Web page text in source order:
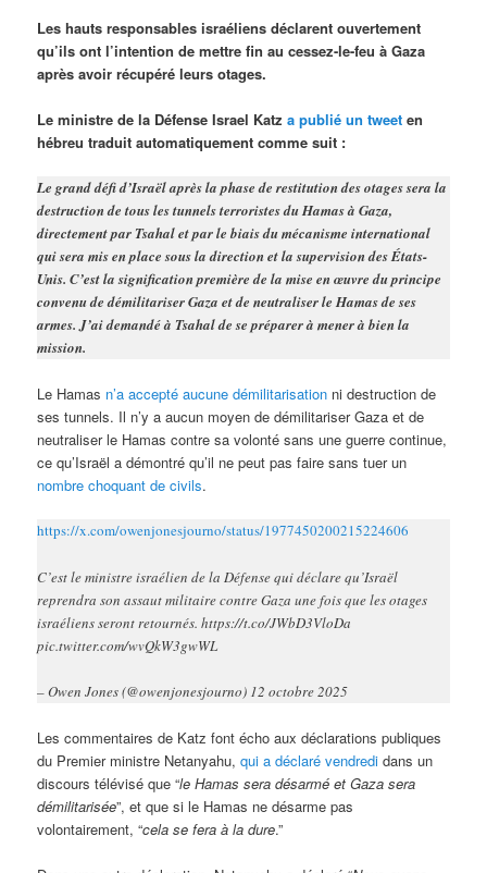
Les hauts responsables israéliens déclarent ouvertement
qu’ils ont l’intention de mettre fin au cessez-le-feu à Gaza
après avoir récupéré leurs otages.
Le ministre de la Défense Israel Katza publié un tweet en
hébreu traduit automatiquement comme suit :
Le grand défi d’Israël après la phase de restitution des otages sera la
destruction de tous les tunnels terroristes du Hamas à Gaza,
directement par Tsahal et par le biais du mécanisme international
qui sera mis en place sous la direction et la supervision des États-
Unis. C’est la signification première de la mise en œuvre du principe
convenu de démilitariser Gaza et de neutraliser le Hamas de ses
armes. J’ai demandé à Tsahal de se préparer à mener à bien la
mission.
Le Hamas n’a accepté aucune démilitarisation ni destruction de
ses tunnels. Il n’y a aucun moyen de démilitariser Gaza et de
neutraliser le Hamas contre sa volonté sans une guerre continue,
ce qu’Israël a démontré qu’il ne peut pas faire sans tuer un
nombre choquant de civils.
https://x.com/owenjonesjourno/status/1977450200215224606
C’est le ministre israélien de la Défense qui déclare qu’Israël
reprendra son assaut militaire contre Gaza une fois que les otages
israéliens seront retournés. https://t.co/JWbD3VloDa
pic.twitter.com/wvQkW3gwWL
– Owen Jones (@owenjonesjourno) 12 octobre 2025
Les commentaires de Katz font écho aux déclarations publiques
du Premier ministre Netanyahu,qui a déclaré vendredi dans un
discours télévisé que “le Hamas sera désarmé et Gaza sera
démilitarisée”, et que si le Hamas ne désarme pas
volontairement, “cela se fera à la dure.”